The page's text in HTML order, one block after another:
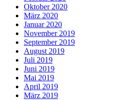
Oktober 2020
März 2020
Januar 2020
November 2019
September 2019
August 2019
Juli 2019
Juni 2019
Mai 2019
April 2019
März 2019